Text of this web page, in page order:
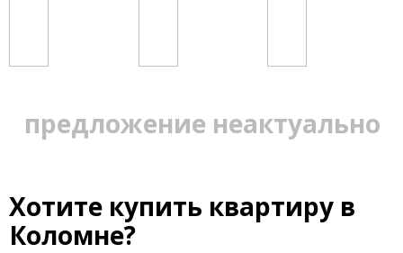
предложение неактуально
Хотите купить квартиру в
Коломне?